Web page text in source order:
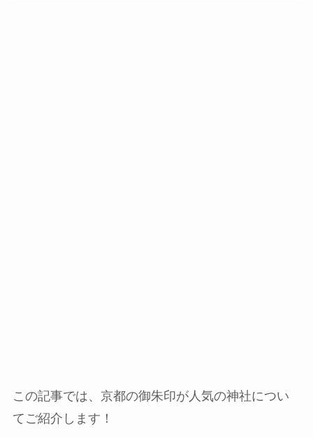
この記事では、京都の御朱印が人気の神社につい
てご紹介します！